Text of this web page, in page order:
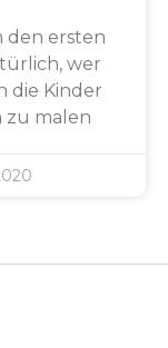
den ersten
wer
die Kinder
zu malen